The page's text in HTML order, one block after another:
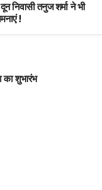
निवासी तनुज शर्मा ने भी
!
का शुभारंभ